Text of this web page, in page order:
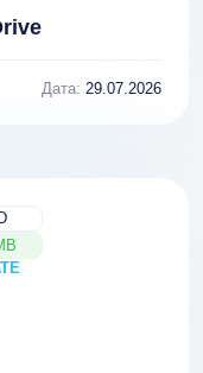
Дата: 29.07.2026